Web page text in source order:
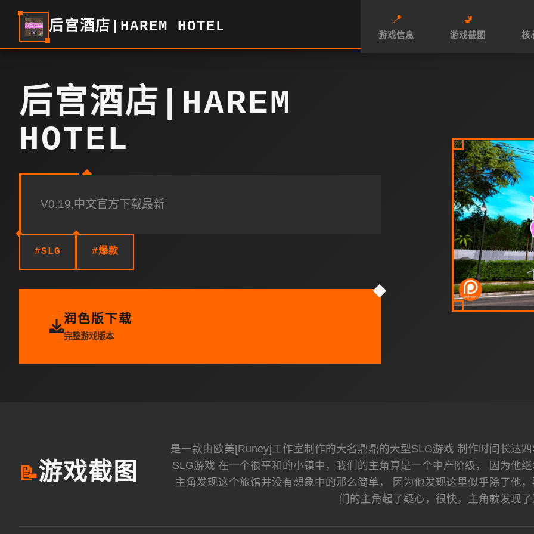
后宫酒店|HAREM HOTEL 📍
游戏信息
🚽
游戏截图 核
后宫酒店|HAREM
HOTEL
V0.19,中文官方下载最新
#SLG #爆款
润色版下载
完整游戏版本
📝游戏截图
是一款由欧美[Runey]工作室制作的大名鼎鼎的大型SLG游戏 制作时间长达
SLG游戏 在一个很平和的小镇中，我们的主角算是一个中产阶级， 因为他
主角发现这个旅馆并没有想象中的那么简单， 因为他发现这里似乎除了他
们的主角起了疑心，很快，主角就发现